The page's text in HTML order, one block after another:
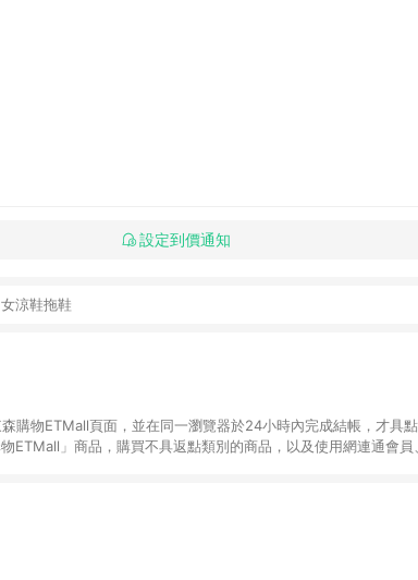
設定到價通知
女涼鞋拖鞋
購物ETMall頁面，並在同一瀏覽器於24小時內完成結帳，才具點
ETMall」商品，購買不具返點類別的商品，以及使用網連通會員
、退貨、退款或購物中登出東森購物ETMall，將無法獲得點數回
商品最高回饋點數」機制(特殊活動時開放「回饋無上限」)，以